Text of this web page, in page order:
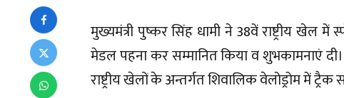
मुख्यमंत्री पुष्कर सिंह धामी ने 38वें राष्ट्रीय खेल
मेडल पहना कर सम्मानित किया व शुभकामनाएं
राष्ट्रीय खेलों के अन्तर्गत शिवालिक वेलोड्रोम में